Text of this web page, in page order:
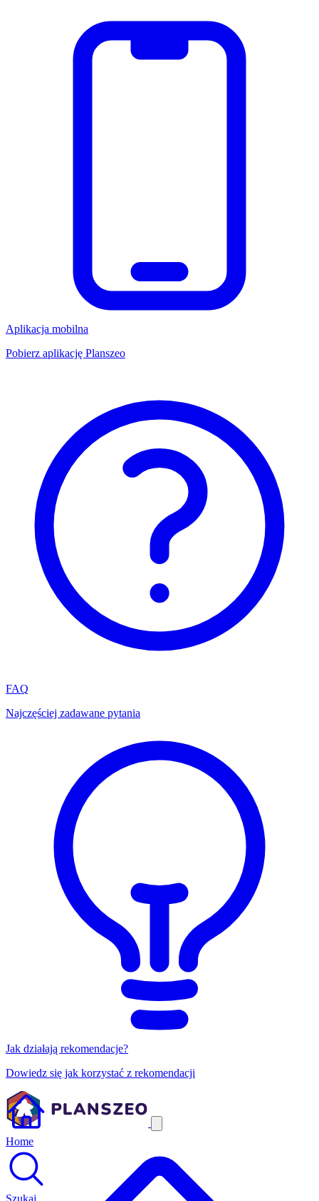
Aplikacja mobilna
Pobierz aplikację Planszeo
FAQ
Najczęściej zadawane pytania
Jak działają rekomendacje?
Dowiedz się jak korzystać z rekomendacji
Home
Szukaj